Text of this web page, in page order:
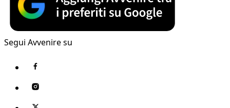
Segui Avvenire su